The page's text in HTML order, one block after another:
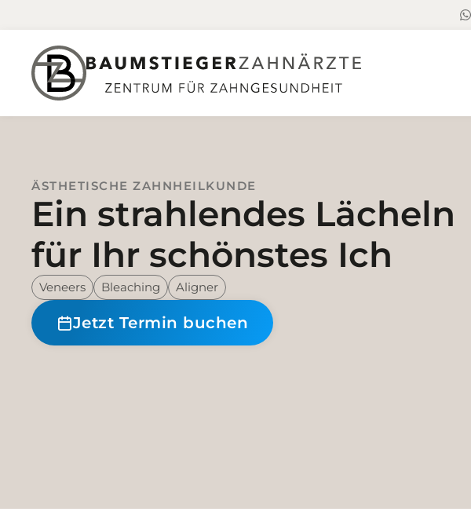
ÄSTHETISCHE ZAHNHEILKUNDE
Ein strahlendes Lächeln
für Ihr schönstes Ich
Veneers Bleaching Aligner
Jetzt Termin buchen